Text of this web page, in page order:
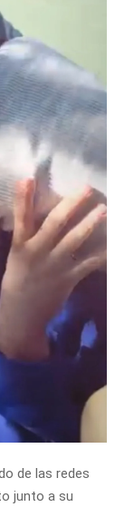
de las redes
junto a su